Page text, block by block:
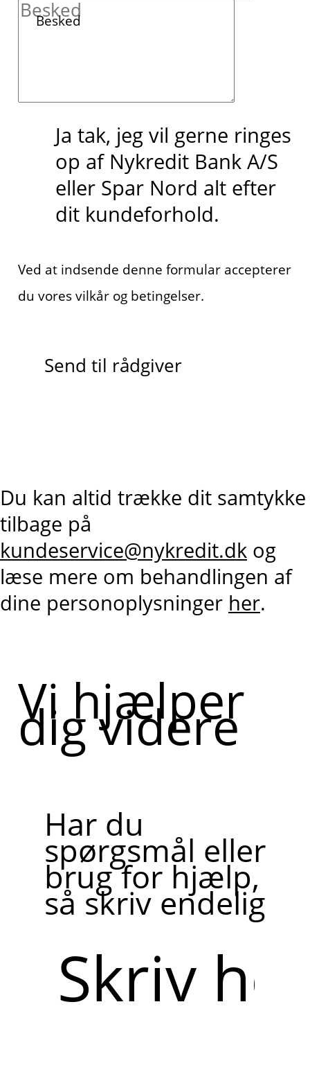
Besked
Ja tak, jeg vil gerne ringes
op af Nykredit Bank A/S
eller Spar Nord alt efter
dit kundeforhold.
Ved at indsende denne formular accepterer
du vores vilkår og betingelser.
Send til rådgiver
Du kan altid trække dit samtykke
tilbage på
kundeservice@nykredit.dk og
læse mere om behandlingen af
dine personoplysninger her.
Vi hjælper
dig videre
Har du
spørgsmål eller
brug for hjælp,
så skriv endelig
her